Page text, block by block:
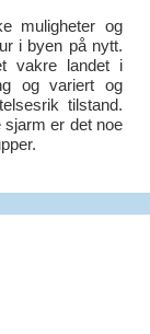
muligheter og
i byen på nytt.
vakre landet i
og variert og
tilstand.
sjarm er det noe